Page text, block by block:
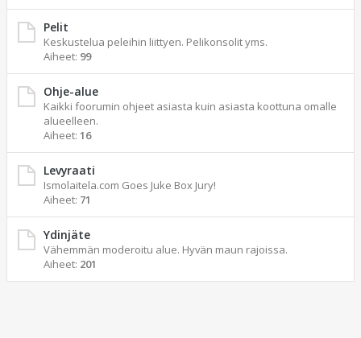
Pelit
Keskustelua peleihin liittyen. Pelikonsolit yms.
Aiheet: 99
Ohje-alue
Kaikki foorumin ohjeet asiasta kuin asiasta koottuna omalle
alueelleen.
Aiheet: 16
Levyraati
Ismolaitela.com Goes Juke Box Jury!
Aiheet: 71
Ydinjäte
Vähemmän moderoitu alue. Hyvän maun rajoissa.
Aiheet: 201